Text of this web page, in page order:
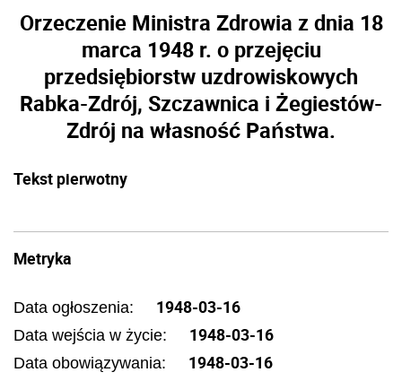
Orzeczenie Ministra Zdrowia z dnia 18
marca 1948 r. o przejęciu
przedsiębiorstw uzdrowiskowych
Rabka-Zdrój, Szczawnica i Żegiestów-
Zdrój na własność Państwa.
Tekst pierwotny
Metryka
Data ogłoszenia: 1948-03-16
Data wejścia w życie: 1948-03-16
Data obowiązywania: 1948-03-16